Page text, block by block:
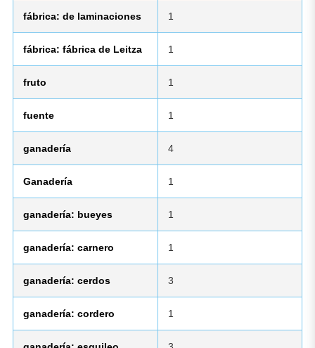
fábrica: de laminaciones 1
fábrica: fábrica de Leitza 1
fruto 1
fuente 1
ganadería 4
Ganadería 1
ganadería: bueyes 1
ganadería: carnero 1
ganadería: cerdos 3
ganadería: cordero 1